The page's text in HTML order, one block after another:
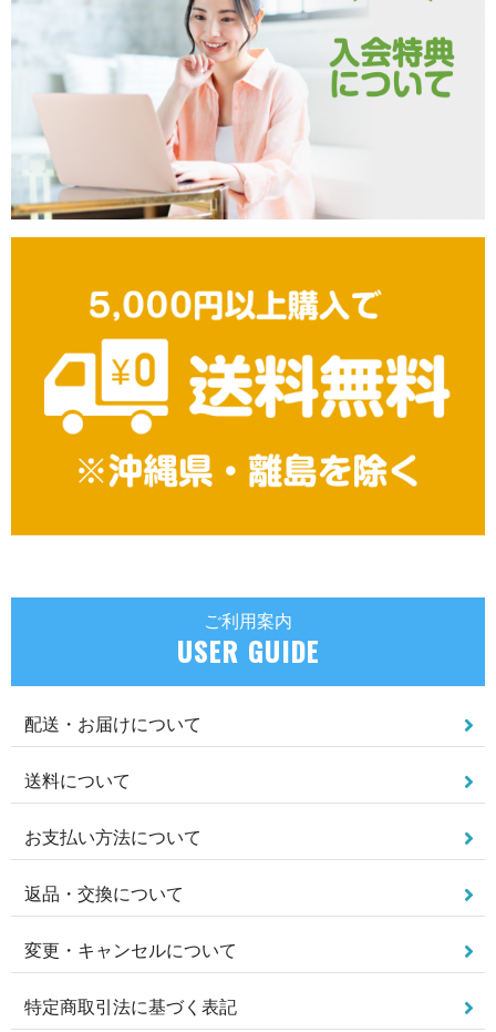
ご利用案内
USER GUIDE
配送・お届けについて
送料について
お支払い方法について
返品・交換について
変更・キャンセルについて
特定商取引法に基づく表記